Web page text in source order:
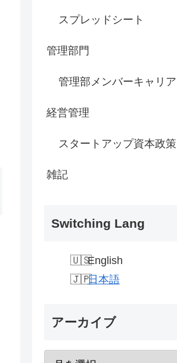
スプレッドシート
管理部門
管理部メンバーキャリア
経営管理
スタートアップ資本政策
雑記
Switching Lang
English
日本語
アーカイブ